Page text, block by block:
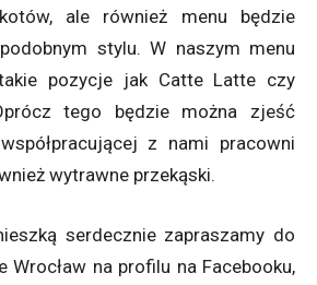
ale również menu będzie
stylu. W naszym menu
pozycje jak Catte Latte czy
tego będzie można zjeść
z nami pracowni
wytrawne przekąski.
serdecznie zapraszamy do
Wrocław na profilu na Facebooku,